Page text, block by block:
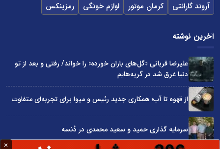
آروند گارانتی
کرمان موتور لوازم خونگی رمزینکس
آخرین نوشته
علیرضا قربانی «گل‌های باران خورده» را خواند/ رفتی و بعد از تو
دنیا غرق شد در گریه‌هایم
از قهوه تا آب؛ همکاری جدید رئیس و میوا برای تجربه‌ای متفاوت
سرمایه گذاری حمید و سعید محمدی در دُنسه